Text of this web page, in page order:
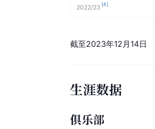
2022/23 [4]
截至2023年12月14日
生涯数据
俱乐部